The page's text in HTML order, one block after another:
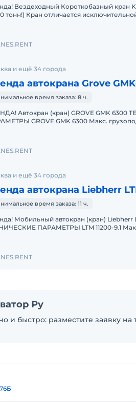
кран KATO KR-25H-V5 (г/п
тонн!) Кран отличается
и ещё 34 города
автокрана Grove
время заказа: 8 ч.
Автокран (кран) GROVE GMK 6300
GROVE GMK 6300 Макс.
и ещё 34 города
автокрана Liebherr
время заказа: 11 ч.
Liebherr LTM 11200-9.1
ПАРАМЕТРЫ LTM 11200-9.1
Ру
и быстро: разместите заявку на